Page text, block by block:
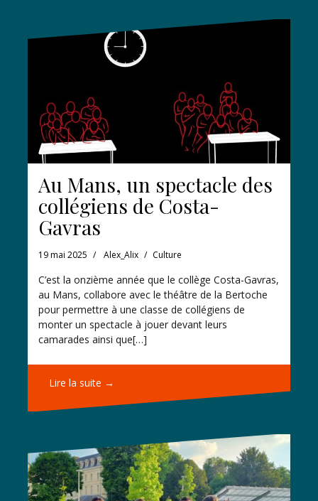
Au Mans, un spectacle des
collégiens de Costa-
Gavras
19 mai 2025 Alex_Alix Culture
C’est la onzième année que le collège Costa-Gavras,
au Mans, collabore avec le théâtre de la Bertoche
pour permettre à une classe de collégiens de
monter un spectacle à jouer devant leurs
camarades ainsi que[…]
Lire la suite →